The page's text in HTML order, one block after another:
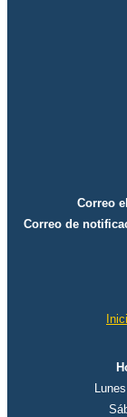
Correo
Correo de